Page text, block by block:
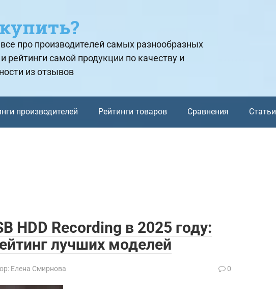
про производителей самых разнообразных
рейтинги самой продукции по качеству и
из отзывов
производителей Рейтинги товаров Сравнения Статьи
HDD Recording в 2025 году:
лучших моделей
Елена Смирнова 0